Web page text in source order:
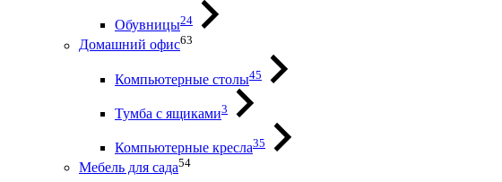
Обувницы24
Домашний офис63
Компьютерные столы45
Тумба с ящиками3
Компьютерные кресла35
Мебель для сада54